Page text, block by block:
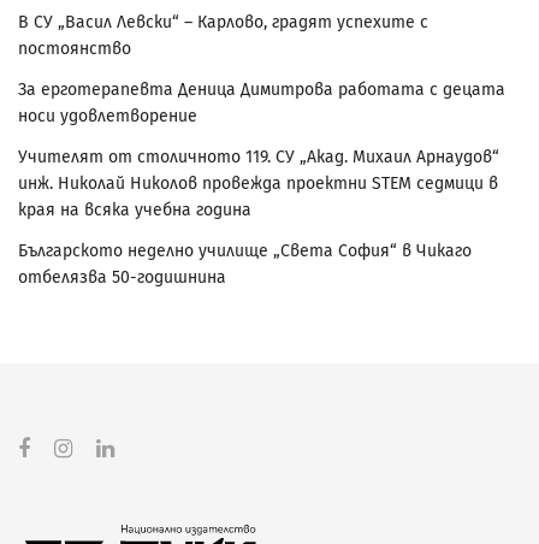
В СУ „Васил Левски“ – Карлово, градят успехите с
постоянство
За ерготерапевта Деница Димитрова работата с децата
носи удовлетворение
Учителят от столичното 119. СУ „Акад. Михаил Арнаудов“
инж. Николай Николов провежда проектни STEM седмици в
края на всяка учебна година
Българското неделно училище „Света София“ в Чикаго
отбелязва 50-годишнина